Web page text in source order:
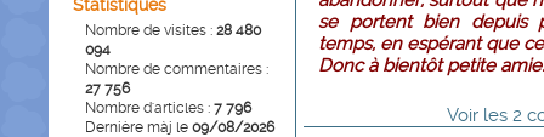
Statistiques
Nombre de visites : 28 480
094
Nombre de commentaires :
27 756
Nombre d'articles : 7 796
Dernière màj le 09/08/2026
se portent bien depuis
temps, en espérant que
Donc à bientôt petite
Voir les 2